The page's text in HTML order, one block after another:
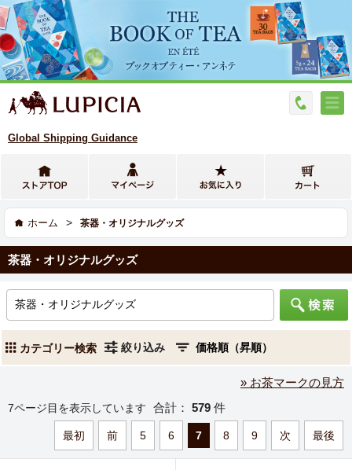
Global Shipping Guidance
ホーム > 茶器・オリジナルグッズ
茶器・オリジナルグッズ
カテゴリー検索 絞り込み
» お茶マークの見方
7ページ目を表示しています 合計： 579 件
最初 前 5 6 7 8 9 次 最後